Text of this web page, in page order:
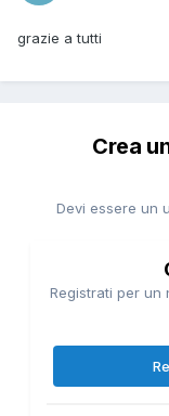
grazie a tutti
Crea
Devi essere un
Registrati per un